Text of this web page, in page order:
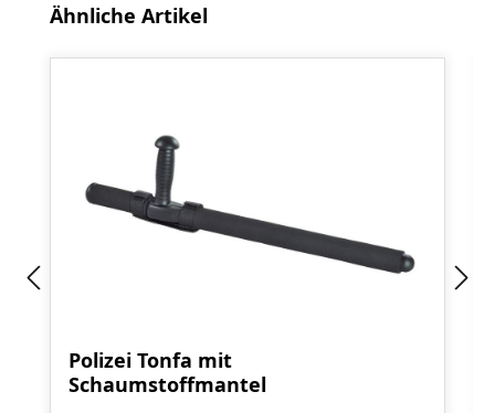
Produktgalerie überspringen
Ähnliche Artikel
Polizei Tonfa mit
Schaumstoffmantel